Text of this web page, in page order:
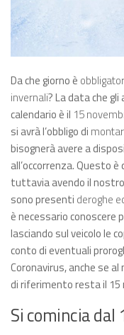
Da che giorno è
invernali? La data che
calendario è il 15
si avrà l’obbligo di
bisognerà avere a
all’occorrenza. Questo
tuttavia avendo il
sono presenti deroghe
è necessario conoscere
lasciando sul veicolo le
conto di eventuali
Coronavirus, anche se
di riferimento resta il
Si comincia dal